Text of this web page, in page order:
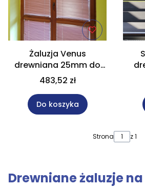
Żaluzja Venus
drewniana 25mm do
pokoju w rozm. 70x130
cm, Na wymiar
483,52 zł
Do koszyka
czarna
Strona z 1
Drewniane żaluzje